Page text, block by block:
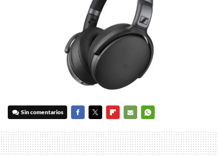
Sin comentarios
MAIL